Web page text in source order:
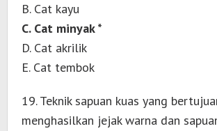
B. Cat kayu
C. Cat minyak *
D. Cat akrilik
E. Cat tembok
19. Teknik sapuan kuas yang
menghasilkan jejak warna dan